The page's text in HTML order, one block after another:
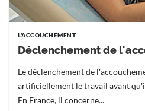
L'ACCOUCHEMENT
Déclenchement de
Le déclenchement de
artificiellement le travail avant
En France, il concerne...